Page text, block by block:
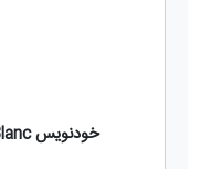
خودنویس Mont Blanc سری Green-149M